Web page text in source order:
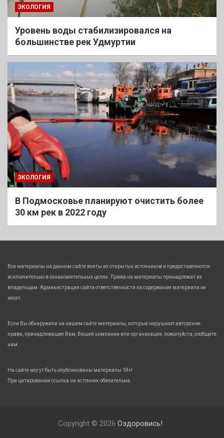
ЭКОЛОГИЯ
Уровень воды стабилизировался на
большинстве рек Удмуртии
ЭКОЛОГИЯ
В Подмосковье планируют очистить более
30 км рек в 2022 году
Все материалы на данном сайте взяты из открытых источников и предоставляются
исключительно в ознакомительных целях. Права на материалы принадлежат их
владельцам. Администрация сайта ответственности за содержание материала не
несет.
Если Вы обнаружили на нашем сайте материалы, которые нарушают авторские
права, принадлежащие Вам, Вашей компании или организации, пожалуйста, сообщите
нам.
На сайте могут быть опубликованы материалы 18+!
При цитировании ссылка на источник обязательна.
Copyright © 2026 Оздоровись!